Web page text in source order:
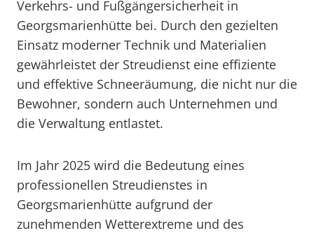
Verkehrs- und Fußgängersicherheit in
Georgsmarienhütte bei. Durch den gezielten
Einsatz moderner Technik und Materialien
gewährleistet der Streudienst eine effiziente
und effektive Schneeräumung, die nicht nur die
Bewohner, sondern auch Unternehmen und
die Verwaltung entlastet.
Im Jahr 2025 wird die Bedeutung eines
professionellen Streudienstes in
Georgsmarienhütte aufgrund der
zunehmenden Wetterextreme und des